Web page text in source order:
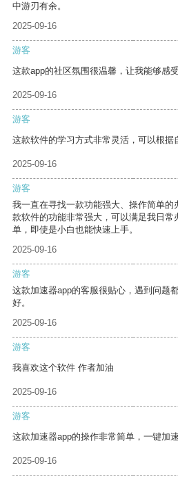
中游刃有余。
2025-09-16
游客
这款app的社区氛围很温馨，让我能够感
2025-09-16
游客
这款软件的学习方式非常灵活，可以根据
2025-09-16
游客
我一直在寻找一款功能强大、操作简单
款软件的功能非常强大，可以满足我日
单，即使是小白也能快速上手。
2025-09-16
游客
这款加速器app的客服很贴心，遇到问题
好。
2025-09-16
游客
我喜欢这个软件 作者加油
2025-09-16
游客
这款加速器app的操作非常简单，一键加
2025-09-16